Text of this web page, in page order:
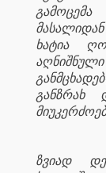
ხატია
განზრახ
ზვიად